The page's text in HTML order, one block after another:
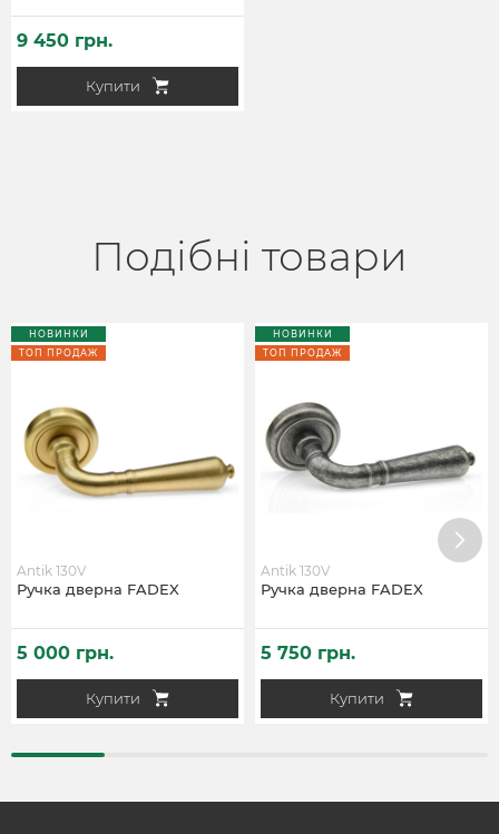
Купити
9 450 грн.
Подібні товари
НОВИНКИ
ТОП ПРОДАЖ
Ручка дверна FADEX
Antik 130V
Купити
5 000 грн.
НОВИНКИ
ТОП ПРОДАЖ
Ручка дверна FADEX
Antik 130V
Купити
5 750 грн.